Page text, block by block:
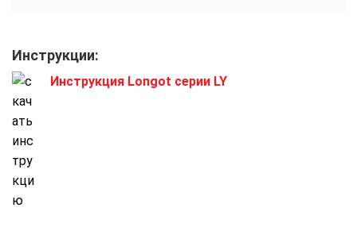
Инструкции:
Инструкция Longot серии LY